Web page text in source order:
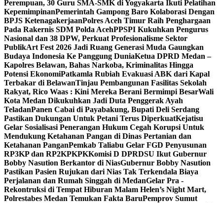
Perempuan, 30 Guru SMA-SMK di Yogyakarta Ikuti Pelatihan
KepemimpinanPemerintah Gampong Baro Kolaborasi Dengan
BPJS KetenagakerjaanPolres Aceh Timur Raih Penghargaan
Pada Rakernis SDM Polda AcehPPSPI Kukuhkan Pengurus
Nasional dan 38 DPW, Perkuat Profesionalisme Sektor
PublikArt Fest 2026 Jadi Ruang Generasi Muda Gaungkan
Budaya Indonesia Ke Panggung DuniaKetua DPRD Medan –
Kapolres Belawan, Bahas Narkoba, Kriminalitas Hingga
Potensi EkonomiPatkamla Rubiah Evakuasi ABK dari Kapal
Terbakar di BelawanTinjau Pembangunan Fasilitas Sekolah
Rakyat, Rico Waas : Kini Mereka Berani Bermimpi BesarWali
Kota Medan Dikukuhkan Jadi Duta Penggerak Ayah
TeladanPanen Cabai di Payabakung, Bupati Deli Serdang
Pastikan Dukungan Untuk Petani Terus DiperkuatKejatisu
Gelar Sosialisasi Penerangan Hukum Cegah Korupsi Untuk
Mendukung Ketahanan Pangan di Dinas Pertanian dan
Ketahanan PanganPemkab Taliabu Gelar FGD Penyusunan
RP3KP dan RP2KPKPKKomisi D DPRDSU Ikut Gubernur
Bobby Nasution Berkantor di NiasGubernur Bobby Nasution
Pastikan Pasien Rujukan dari Nias Tak Terkendala Biaya
Perjalanan dan Rumah Singgah di MedanGelar Pra -
Rekontruksi di Tempat Hiburan Malam Helen’s Night Mart,
Polrestabes Medan Temukan Fakta BaruPemprov Sumut